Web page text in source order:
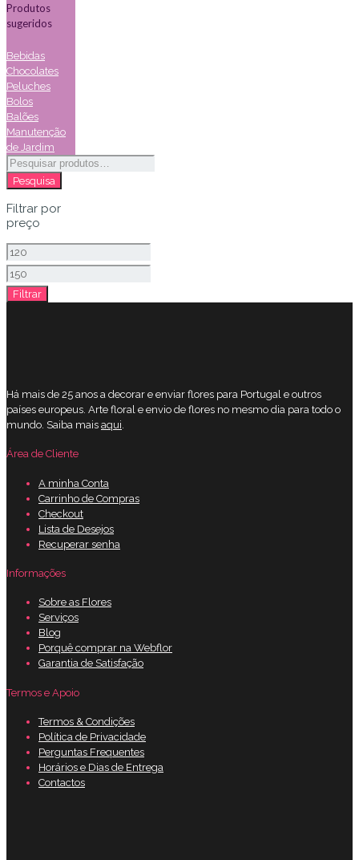
Produtos
sugeridos
Bebidas
Chocolates
Peluches
Bolos
Balões
Manutenção
de Jardim
Pesquisar
por:
Pesquisa
Filtrar por
preço
Preço
mínimo
Preço
máximo
Filtrar
Há mais de 25 anos a decorar e enviar flores para Portugal e outros
países europeus. Arte floral e envio de flores no mesmo dia para todo o
mundo. Saiba mais aqui.
Área de Cliente
A minha Conta
Carrinho de Compras
Checkout
Lista de Desejos
Recuperar senha
Informações
Sobre as Flores
Serviços
Blog
Porquê comprar na Webflor
Garantia de Satisfação
Termos e Apoio
Termos & Condições
Política de Privacidade
Perguntas Frequentes
Horários e Dias de Entrega
Contactos